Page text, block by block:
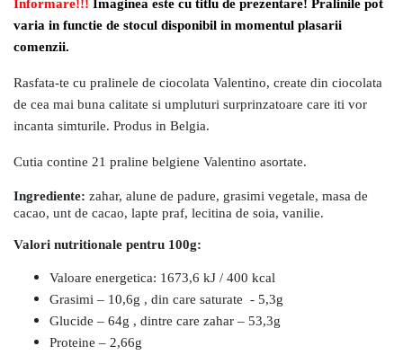
Informare!!! Imaginea este cu titlu de prezentare! Pralinile pot
varia in functie de stocul disponibil in momentul plasarii
comenzii.
Rasfata-te cu pralinele de ciocolata Valentino, create din ciocolata
de cea mai buna calitate si umpluturi surprinzatoare care iti vor
incanta simturile. Produs in Belgia.
Cutia contine 21 praline belgiene Valentino asortate.
Ingrediente: zahar, alune de padure, grasimi vegetale, masa de
cacao, unt de cacao, lapte praf, lecitina de soia, vanilie.
Valori nutritionale pentru 100g:
Valoare energetica: 1673,6 kJ / 400 kcal
Grasimi – 10,6g , din care saturate - 5,3g
Glucide – 64g , dintre care zahar – 53,3g
Proteine – 2,66g